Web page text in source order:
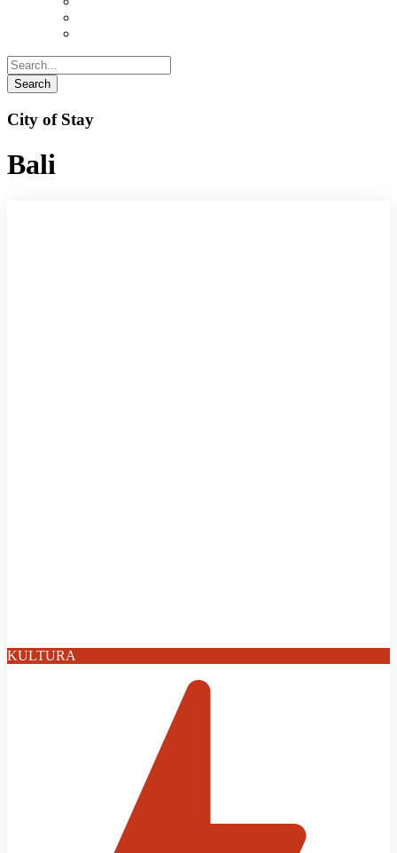
City of Stay
Bali
KULTURA